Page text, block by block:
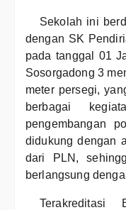
Sekolah ini
dengan SK
pada tanggal 01
Sosorgadong 3
meter persegi,
berbagai
pengembangan
didukung dengan
dari PLN,
berlangsung